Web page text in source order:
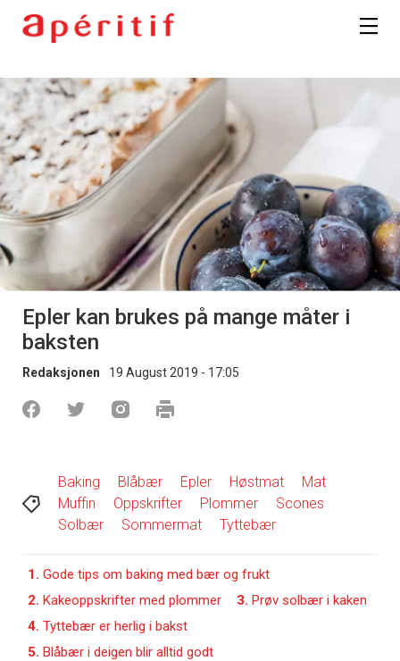
Epler kan brukes på mange måter i
baksten
Redaksjonen 19 August 2019 - 17:05
Baking Blåbær Epler Høstmat
Mat
Muffin
Oppskrifter Plommer
Scones
Solbær
Sommermat Tyttebær
1. Gode tips om baking med bær og frukt
2. Kakeoppskrifter med plommer 3. Prøv solbær i kaken
4. Tyttebær er herlig i bakst
5. Blåbær i deigen blir alltid godt